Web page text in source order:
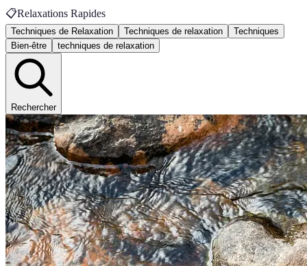
📋Relaxations Rapides
Techniques de Relaxation Techniques de relaxation
Techniques
Bien-être
techniques de relaxation
Rechercher